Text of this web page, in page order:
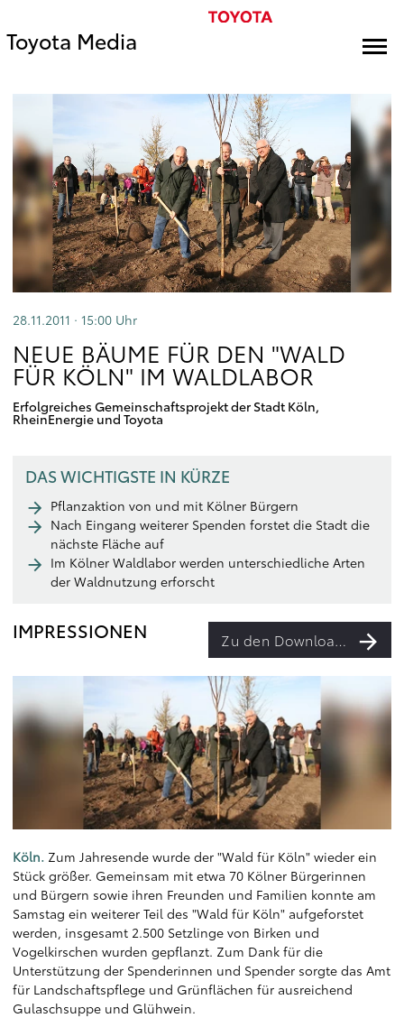
Toyota Media
28.11.2011 · 15:00 Uhr
NEUE BÄUME FÜR DEN "WALD
FÜR KÖLN" IM WALDLABOR
Erfolgreiches Gemeinschaftsprojekt der Stadt Köln,
RheinEnergie und Toyota
DAS WICHTIGSTE IN KÜRZE
Pflanzaktion von und mit Kölner Bürgern
Nach Eingang weiterer Spenden forstet die Stadt die
nächste Fläche auf
Im Kölner Waldlabor werden unterschiedliche Arten
der Waldnutzung erforscht
IMPRESSIONEN Zu den Downloads
Köln. Zum Jahresende wurde der "Wald für Köln" wieder ein
Stück größer. Gemeinsam mit etwa 70 Kölner Bürgerinnen
und Bürgern sowie ihren Freunden und Familien konnte am
Samstag ein weiterer Teil des "Wald für Köln" aufgeforstet
werden, insgesamt 2.500 Setzlinge von Birken und
Vogelkirschen wurden gepflanzt. Zum Dank für die
Unterstützung der Spenderinnen und Spender sorgte das Amt
für Landschaftspflege und Grünflächen für ausreichend
Gulaschsuppe und Glühwein.